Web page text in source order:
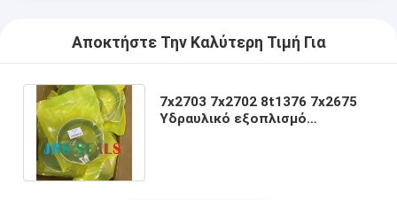
Αποκτήστε Την Καλύτερη Τιμή Για
7x2703 7x2702 8t1376 7x2675
Υδραυλικό εξοπλισμό